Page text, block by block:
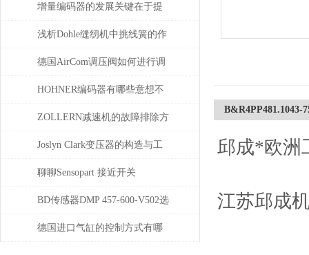
增量编码器的发展关键在于提
升质量
浅析Dohle缝纫机中挑线簧的作
用
德国AirCom调压阀如何进行调
压，一分钟了解！
HOHNER编码器有哪些意想不
到的应用
ZOLLERN减速机的故障排除方
法有哪些
Joslyn Clark变压器的构造与工
作原理
聊聊Sensopart 接近开关
BD传感器DMP 457-600-V502选
择使用注意事项
德国进口气缸的控制方式有哪
B&R4PP481.1043-
邱成*欧洲
江苏邱成